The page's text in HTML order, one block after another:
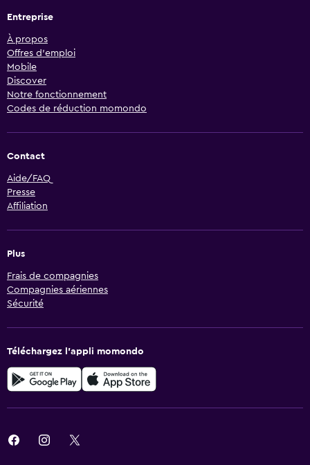
Entreprise
À propos
Offres d’emploi
Mobile
Discover
Notre fonctionnement
Codes de réduction momondo
Contact
Aide/FAQ
Presse
Affiliation
Plus
Frais de compagnies
Compagnies aériennes
Sécurité
Téléchargez l’appli momondo